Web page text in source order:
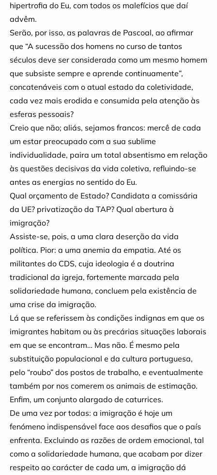
hipertrofia do Eu, com todos os malefícios que daí
advêm.
Serão, por isso, as palavras de Pascoal, ao afirmar
que “A sucessão dos homens no curso de tantos
séculos deve ser considerada como um mesmo homem
que subsiste sempre e aprende continuamente”,
concatenáveis com o atual estado da coletividade,
cada vez mais erodida e consumida pela atenção às
esferas pessoais?
Creio que não; aliás, sejamos francos: mercê de cada
um estar preocupado com a sua sublime
individualidade, paira um total absentismo em relação
às questões decisivas da vida coletiva, refluindo-se
antes as energias no sentido do Eu.
Qual orçamento de Estado? Candidata a comissária
da UE? privatização da TAP? Qual abertura à
imigração?
Assiste-se, pois, a uma clara deserção da vida
política. Pior: a uma anemia da empatia. Até os
militantes do CDS, cuja ideologia é a doutrina
tradicional da igreja, fortemente marcada pela
solidariedade humana, concluem pela existência de
uma crise da imigração.
Lá que se referissem às condições indignas em que os
imigrantes habitam ou às precárias situações laborais
em que se encontram… Mas não. É mesmo pela
substituição populacional e da cultura portuguesa,
pelo “roubo” dos postos de trabalho, e eventualmente
também por nos comerem os animais de estimação.
Enfim, um conjunto alargado de caturrices.
De uma vez por todas: a imigração é hoje um
fenómeno indispensável face aos desafios que o país
enfrenta. Excluindo as razões de ordem emocional, tal
como a solidariedade humana, que acabam por dizer
respeito ao carácter de cada um, a imigração dá